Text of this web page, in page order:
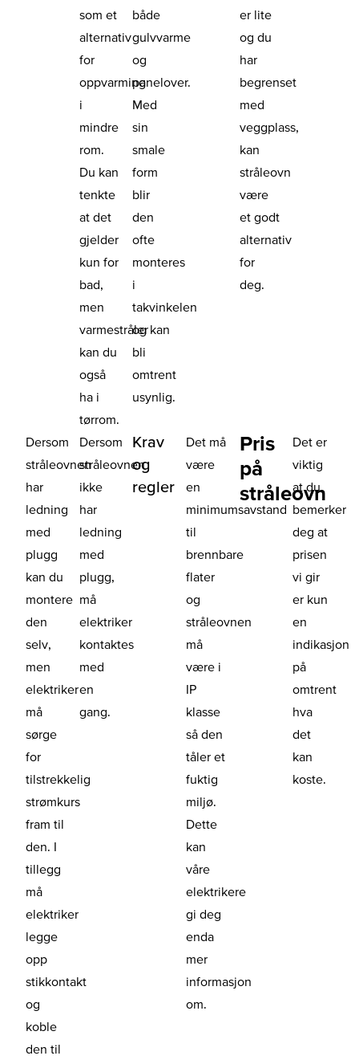
som et
alternativ
for
oppvarming
i
mindre
rom.
Du kan
tenkte
at det
gjelder
kun for
bad,
men
varmestråler
kan du
også
ha i
tørrom.
både
gulvvarme
og
panelover.
Med
sin
smale
form
blir
den
ofte
monteres
i
takvinkelen
og kan
bli
omtrent
usynlig.
er lite
og du
har
begrenset
med
veggplass,
kan
stråleovn
være
et godt
alternativ
for
deg.
Dersom
stråleovnen
har
ledning
med
plugg
kan du
montere
den
selv,
men
elektriker
må
sørge
for
tilstrekkelig
strømkurs
fram til
den. I
tillegg
må
elektriker
legge
opp
stikkontakt
og
koble
den til
Dersom
stråleovnen
ikke
har
ledning
med
plugg,
må
elektriker
kontaktes
med
en
gang.
Krav
og
regler
Det må
være
en
minimumsavstand
til
brennbare
flater
og
stråleovnen
må
være i
IP
klasse
så den
tåler et
fuktig
miljø.
Dette
kan
våre
elektrikere
gi deg
enda
mer
informasjon
om.
Pris
på
stråleovn
Det er
viktig
at du
bemerker
deg at
prisen
vi gir
er kun
en
indikasjon
på
omtrent
hva
det
kan
koste.